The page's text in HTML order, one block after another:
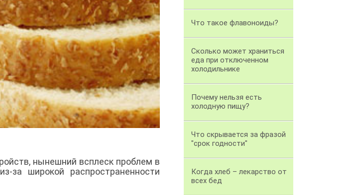
нынешний всплеск проблем в
за широкой распространенности
Что такое флавоноиды?
Сколько может храниться
еда при отключенном
холодильнике
Почему нельзя есть
холодную пищу?
Что скрывается за фразой
"срок годности"
Когда хлеб – лекарство от
всех бед